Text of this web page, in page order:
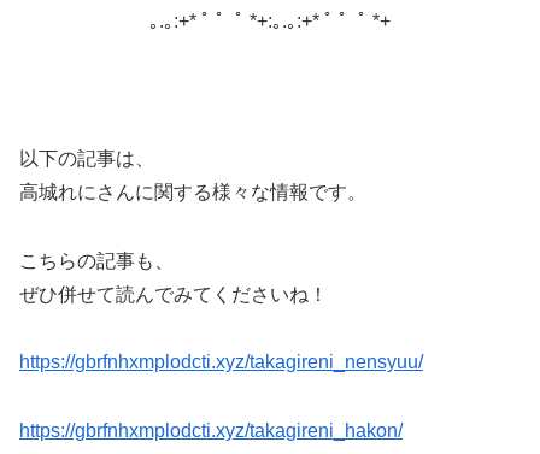
｡.｡:+* ﾟ ゜ﾟ *+:｡.｡:+* ﾟ ゜ﾟ *+
以下の記事は、
高城れにさんに関する様々な情報です。
こちらの記事も、
ぜひ併せて読んでみてくださいね！
https://gbrfnhxmplodcti.xyz/takagireni_nensyuu/
https://gbrfnhxmplodcti.xyz/takagireni_hakon/